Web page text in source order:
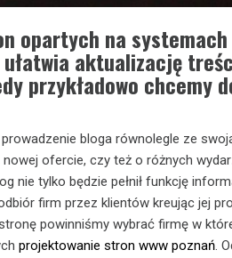
opartych na systemach
aktualizację
przykładowo chcemy
bloga równolegle ze
ofercie, czy też o różnych
nie tylko będzie pełnił funkcję
firm przez klientów kreując jej
powinniśmy wybrać firmę w
projektowanie stron www poznań.